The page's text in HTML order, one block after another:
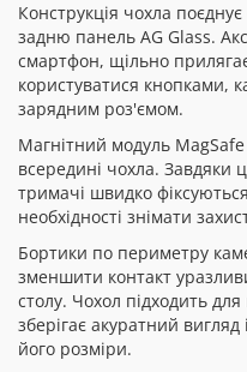
Конструкція чохла поєднує
задню панель AG Glass.
смартфон, щільно
користуватися кнопками,
зарядним роз'ємом.
Магнітний модуль
всередині чохла. Завдяки
тримачі швидко
необхідності знімати
Бортики по периметру
зменшити контакт
столу. Чохол підходить
зберігає акуратний
його розміри.